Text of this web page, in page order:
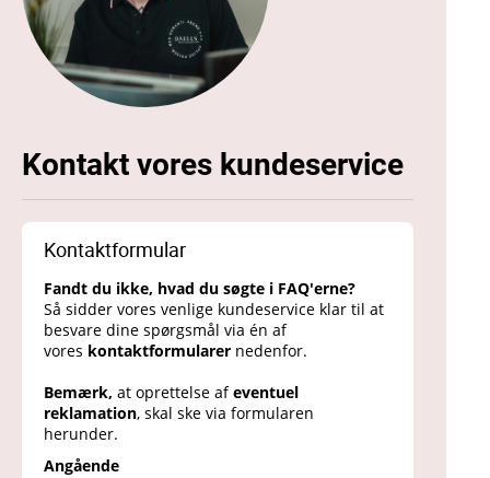
Kontakt vores kundeservice
Kontaktformular
Fandt du ikke, hvad du søgte i FAQ'erne?
Så sidder vores venlige kundeservice klar til at
besvare dine spørgsmål via én af
vores kontaktformularer nedenfor.
Bemærk, at oprettelse afeventuel
reklamation, skal ske via formularen
herunder.
Angående